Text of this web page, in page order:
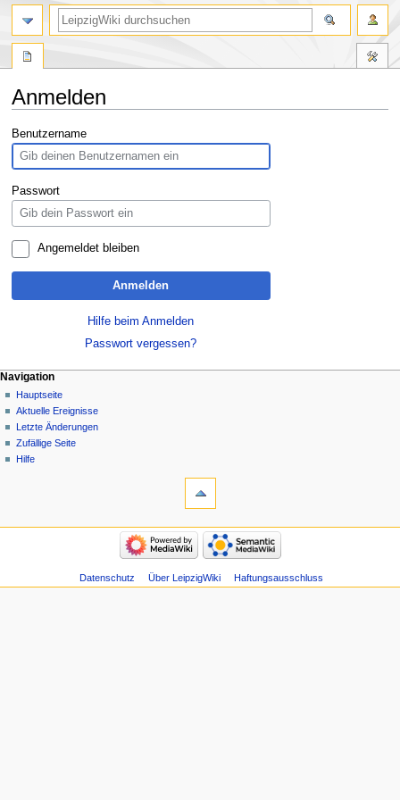
Anmelden
Zur
Navigation
springen
Zur
Suche
springen
Benutzername
Passwort
Angemeldet bleiben
Anmelden
Hilfe beim Anmelden
Passwort vergessen?
Navigation
Hauptseite
Aktuelle Ereignisse
Letzte Änderungen
Zufällige Seite
Hilfe
Datenschutz Über LeipzigWiki Haftungsausschluss